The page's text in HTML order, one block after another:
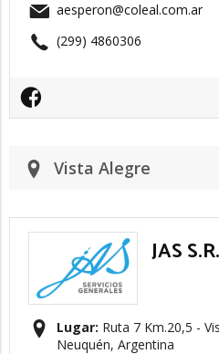
aesperon@coleal.com.ar
(299) 4860306
Vista Alegre
JAS
Lugar: Ruta 7 Km.20,5 -
Neuquén, Argentina